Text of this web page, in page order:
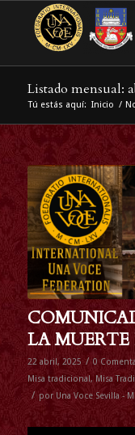
Listado mensual:
Tú estás aquí: Inicio /
LA MUERTE
22 abril, 2025 / 0
Misa tradicional , Misa
/ por Una Voce Sevilla -